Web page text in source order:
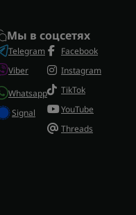
Мы в соцсетях
Telegram
Viber
Whatsapp
Signal
Facebook
Instagram
TikTok
YouTube
Threads